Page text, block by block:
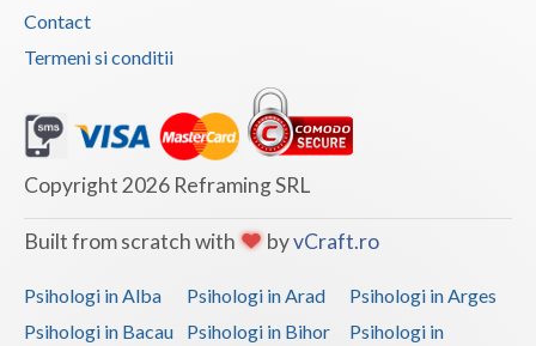
Teleorman
Timis
Tulcea
Valcea
Vaslui
Contact
Termeni si conditii
Copyright 2026 Reframing SRL
Built from scratch with byvCraft.ro
Psihologi in Alba Psihologi in Arad
Psihologi in Arges
Psihologi in Bacau
Psihologi in Bihor
Psihologi in